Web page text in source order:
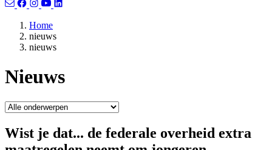
Home
nieuws
nieuws
Nieuws
Wist je dat... de federale overheid extra